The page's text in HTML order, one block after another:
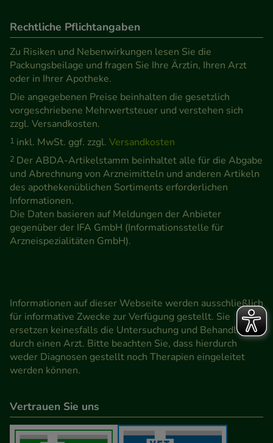
Statistik & Tracking:Hierüber lassen sich
Informationen über die Art und Weise der Nutzung
unserer Website sammeln, mit deren Hilfe wir
unsere Website weiter für Sie optimieren können,
den Inhalt auf unserer Website aber auch die
Werbung auf Drittseiten möglichst relevant für Sie
zu gestalten. Bitte beachten Sie, dass Daten hierfür
teilweise an Dritte wie z.B. Google oder soziale
Medien übertragen werden.
Rechtliche Pflichtangaben
Zu Risiken und Nebenwirkungen lesen Sie die
Packungsbeilage und fragen Sie Ihre Ärztin, Ihren Arzt
oder in Ihrer Apotheke.
Die angegebenen Preise beinhalten die gesetzlich
vorgeschriebene Mehrwertsteuer und verstehen sich
zzgl. Versandkosten.
1 inkl. MwSt. ggf. zzgl. Versandkosten
2 Der ABDA-Artikelstamm beinhaltet alle für die Abgabe
und Abrechnung von Arzneimitteln und anderen Artikeln
des apothekenüblichen Sortiments erforderlichen
Informationen.
Die Daten basieren auf Meldungen der Anbieter
gegenüber der IFA GmbH (Informationsstelle für
Arzneispezialitäten GmbH).
Informationen auf dieser Webseite werden ausschließlich
für informative Zwecke zur Verfügung gestellt. Sie
ersetzen keinesfalls die Untersuchung und Behandlung
durch einen Arzt. Bitte beachten Sie, dass hierdurch
weder Diagnosen gestellt noch Therapien eingeleitet
werden können.
Vertrauen Sie uns